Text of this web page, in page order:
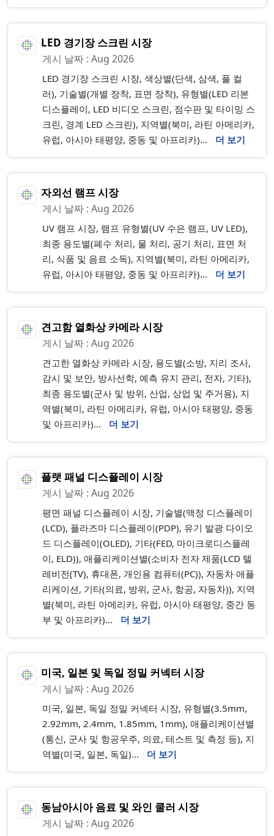
LED 경기장 스크린 시장
게시 날짜 : Aug 2026
LED 경기장 스크린 시장, 색상별(단색, 삼색, 풀 컬
러), 기술별(개별 장착, 표면 장착), 유형별(LED 리본
디스플레이, LED 비디오 스크린, 점수판 및 타이밍 스
크린, 경계 LED 스크린), 지역별(북미, 라틴 아메리카,
유럽, 아시아 태평양, 중동 및 아프리카)...
더 보기
자외선 램프 시장
게시 날짜 : Aug 2026
UV 램프 시장, 램프 유형별(UV 수은 램프, UV LED),
최종 용도별(폐수 처리, 물 처리, 공기 처리, 표면 처
리, 식품 및 음료 소독), 지역별(북미, 라틴 아메리카,
유럽, 아시아 태평양, 중동 및 아프리카)...
더 보기
견고함 열화상 카메라 시장
게시 날짜 : Aug 2026
견고한 열화상 카메라 시장, 용도별(소방, 지리 조사,
감시 및 보안, 방사선학, 예측 유지 관리, 전자, 기타),
최종 용도별(군사 및 방위, 산업, 상업 및 주거용), 지
역별(북미, 라틴 아메리카, 유럽, 아시아 태평양, 중동
및 아프리카)...
더 보기
플랫 패널 디스플레이 시장
게시 날짜 : Aug 2026
평면 패널 디스플레이 시장, 기술별(액정 디스플레이
(LCD), 플라즈마 디스플레이(PDP), 유기 발광 다이오
드 디스플레이(OLED), 기타(FED, 마이크로디스플레
이, ELD)), 애플리케이션별(소비자 전자 제품(LCD 텔
레비전(TV), 휴대폰, 개인용 컴퓨터(PC)), 자동차 애플
리케이션, 기타(의료, 방위, 군사, 항공, 자동차)), 지역
별(북미, 라틴 아메리카, 유럽, 아시아 태평양, 중간 동
부 및 아프리카)...
더 보기
미국, 일본 및 독일 정밀 커넥터 시장
게시 날짜 : Aug 2026
미국, 일본, 독일 정밀 커넥터 시장, 유형별(3.5mm,
2.92mm, 2.4mm, 1.85mm, 1mm), 애플리케이션별
(통신, 군사 및 항공우주, 의료, 테스트 및 측정 등), 지
역별(미국, 일본, 독일)...
더 보기
동남아시아 음료 및 와인 쿨러 시장
게시 날짜 : Aug 2026